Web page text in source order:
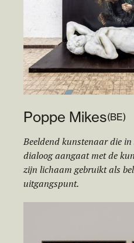
Poppe Mikes(BE)
Beeldend kunstenaar die
dialoog aangaat met de
zijn lichaam gebruikt als
uitgangspunt.